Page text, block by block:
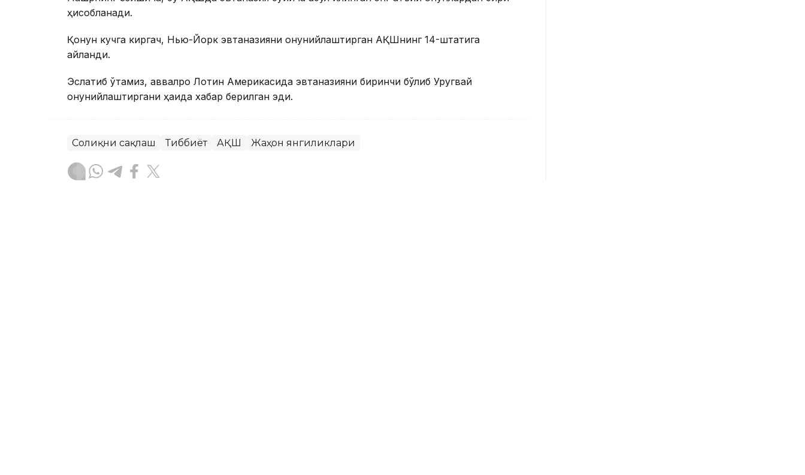
ҳисобланади.
Қонун кучга киргач, Нью-Йорк эвтаназияни қонунийлаштирган АҚШнинг 14-штатига
айланди.
Эслатиб ўтамиз, аввалроқ Лотин Америкасида эвтаназияни биринчи бўлиб Уругвай
қонунийлаштиргани ҳақида хабар берилган эди.
Соғлиқни сақлаш Тиббиёт АҚШ Жаҳон янгиликлари